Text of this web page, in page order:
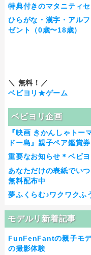
特典付きのマタニティ
ひらがな・漢字・アル
ゼント（0歳〜18歳）
＼ 無料！／
ベビヨリ★ゲーム
ベビヨリ企画
『映画 きかんしゃトー
ドー島』親子ペア鑑賞
重要なお知らせ＊ベビ
あなただけの表紙でい
無料配布中
夢ふくらむ♪ワクワクふ
モデルリ新着記事
FunFenFantの親子モ
の撮影体験